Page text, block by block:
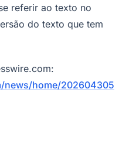
referir ao texto no
do texto que tem
news/home/202604305